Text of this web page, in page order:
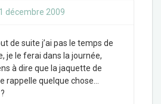
décembre 2009
de suite j’ai pas le temps de
je le ferai dans la journée,
à dire que la jaquette de
rappelle quelque chose…